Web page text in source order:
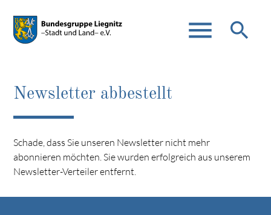
menu search
Suchbegriffe
Newsletter abbestellt
Schade, dass Sie unseren Newsletter nicht mehr
abonnieren möchten. Sie wurden erfolgreich aus unserem
Newsletter-Verteiler entfernt.